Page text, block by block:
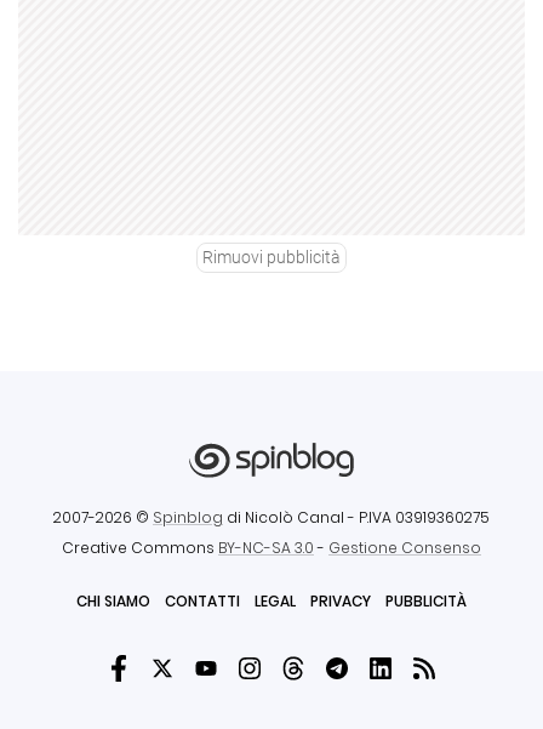
Rimuovi pubblicità
2007-2026 © Spinblog di Nicolò Canal - P.IVA 03919360275
Creative Commons BY-NC-SA 3.0- Gestione Consenso
CHI SIAMO CONTATTI LEGAL PRIVACY PUBBLICITÀ